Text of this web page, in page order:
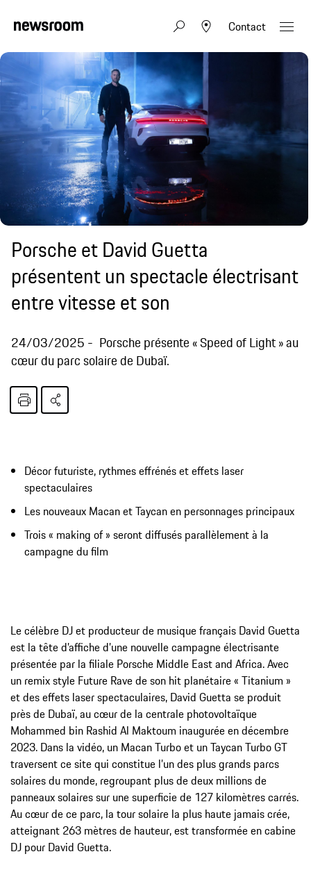
Contact
Porsche et David Guetta
présentent un spectacle électrisant
entre vitesse et son
24/03/2025
Porsche présente « Speed of Light » au
cœur du parc solaire de Dubaï.
Décor futuriste, rythmes effrénés et effets laser
spectaculaires
Les nouveaux Macan et Taycan en personnages principaux
Trois « making of » seront diffusés parallèlement à la
campagne du film
Le célèbre DJ et producteur de musique français David Guetta
est la tête d’affiche d’une nouvelle campagne électrisante
présentée par la filiale Porsche Middle East and Africa. Avec
un remix style Future Rave de son hit planétaire « Titanium »
et des effets laser spectaculaires, David Guetta se produit
près de Dubaï, au cœur de la centrale photovoltaïque
Mohammed bin Rashid Al Maktoum inaugurée en décembre
2023. Dans la vidéo, un Macan Turbo et un Taycan Turbo GT
traversent ce site qui constitue l’un des plus grands parcs
solaires du monde, regroupant plus de deux millions de
panneaux solaires sur une superficie de 127 kilomètres carrés.
Au cœur de ce parc, la tour solaire la plus haute jamais crée,
atteignant 263 mètres de hauteur, est transformée en cabine
DJ pour David Guetta.